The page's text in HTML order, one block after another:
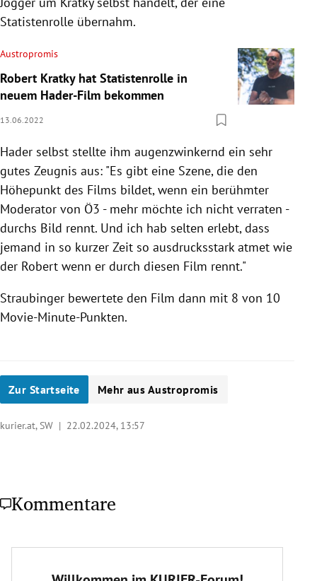
Statistenrolle übernahm.
Austropromis
Robert Kratky hat Statistenrolle in
neuem Hader-Film bekommen
13.06.2022
Hader selbst stellte ihm augenzwinkernd ein sehr
gutes Zeugnis aus: "Es gibt eine Szene, die den
Höhepunkt des Films bildet, wenn ein berühmter
Moderator von Ö3 - mehr möchte ich nicht verraten -
durchs Bild rennt. Und ich hab selten erlebt, dass
jemand in so kurzer Zeit so ausdrucksstark atmet wie
der Robert wenn er durch diesen Film rennt."
Straubinger bewertete den Film dann mit 8 von 10
Movie-Minute-Punkten.
Zur Startseite Mehr aus Austropromis
kurier.at, SW | 22.02.2024, 13:57
Kommentare